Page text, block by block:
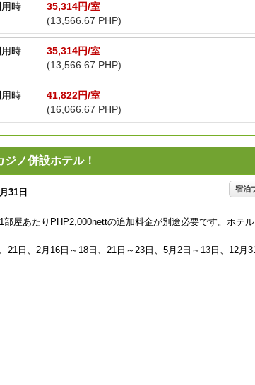
時
35,314円/室
(13,566.67 PHP)
時
35,314円/室
(13,566.67 PHP)
時
41,822円/室
(16,066.67 PHP)
ノ併設ホテル！
宿泊
31日
部屋あたりPHP2,000nettの追加料金が別途必要です。ホテ
21日、2月16日～18日、21日～23日、5月2日～13日、12月